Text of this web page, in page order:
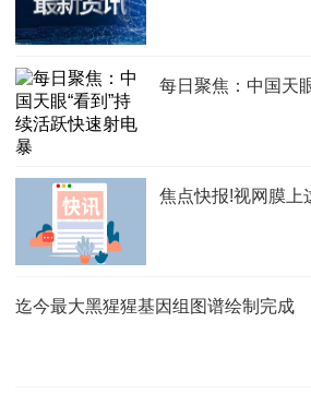
每日聚焦：中国天
焦点快报!视网膜上
迄今最大黑猩猩基因组图谱绘制完成